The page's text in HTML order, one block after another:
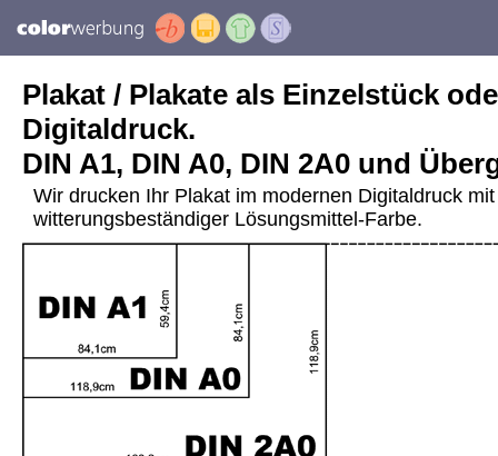
Plakat / Plakate als Einzelstück
Digitaldruck.
DIN A1, DIN A0, DIN 2A0 und
Wir drucken Ihr Plakat im modernen Digitaldruck
witterungsbeständiger Lösungsmittel-Farbe.